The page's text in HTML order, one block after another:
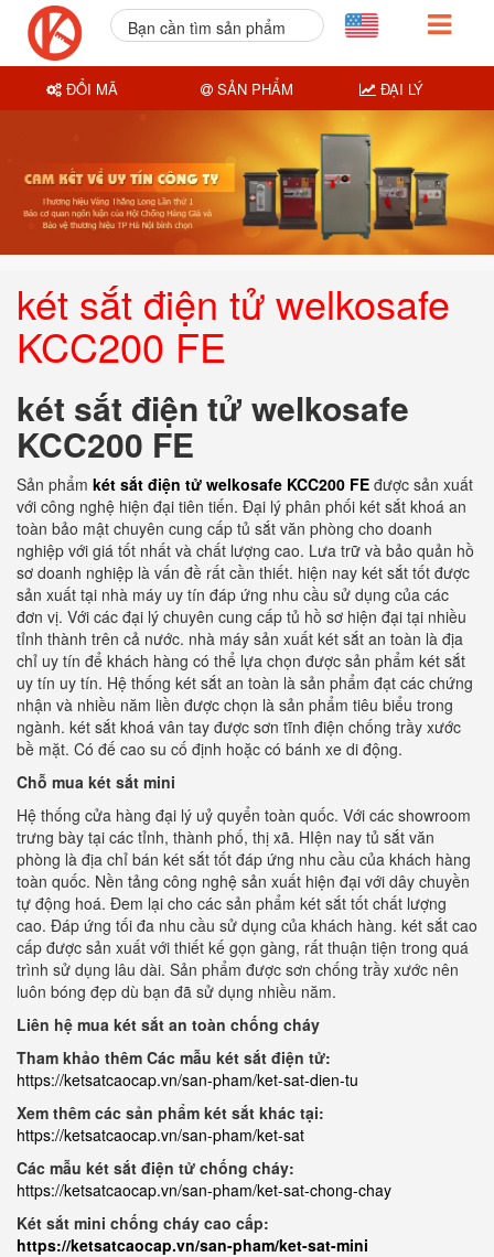
két sắt điện tử welkosafe
KCC200 FE
két sắt điện tử welkosafe
KCC200 FE
Sản phẩm két sắt điện tử welkosafe KCC200 FE được sản xuất
với công nghệ hiện đại tiên tiến. Đại lý phân phối két sắt khoá an
toàn bảo mật chuyên cung cấp tủ sắt văn phòng cho doanh
nghiệp với giá tốt nhất và chất lượng cao. Lưa trữ và bảo quản hồ
sơ doanh nghiệp là vấn đề rất cần thiết. hiện nay két sắt tốt được
sản xuất tại nhà máy uy tín đáp ứng nhu cầu sử dụng của các
đơn vị. Với các đại lý chuyên cung cấp tủ hồ sơ hiện đại tại nhiều
tỉnh thành trên cả nước. nhà máy sản xuất két sắt an toàn là địa
chỉ uy tín để khách hàng có thể lựa chọn được sản phẩm két sắt
uy tín uy tín. Hệ thống két sắt an toàn là sản phẩm đạt các chứng
nhận và nhiều năm liền được chọn là sản phẩm tiêu biểu trong
ngành. két sắt khoá vân tay được sơn tĩnh điện chống trầy xước
bề mặt. Có đế cao su cố định hoặc có bánh xe di động.
Chỗ mua két sắt mini
Hệ thống cửa hàng đại lý uỷ quyển toàn quốc. Với các showroom
trưng bày tại các tỉnh, thành phố, thị xã. HIện nay tủ sắt văn
phòng là địa chỉ bán két sắt tốt đáp ứng nhu cầu của khách hàng
toàn quốc. Nền tảng công nghệ sản xuất hiện đại với dây chuyền
tự động hoá. Đem lại cho các sản phẩm két sắt tốt chất lượng
cao. Đáp ứng tối đa nhu cầu sử dụng của khách hàng. két sắt cao
cấp được sản xuất với thiết kế gọn gàng, rất thuận tiện trong quá
trình sử dụng lâu dài. Sản phẩm được sơn chống trầy xước nên
luôn bóng đẹp dù bạn đã sử dụng nhiều năm.
Liên hệ mua két sắt an toàn chống cháy
Tham khảo thêm Các mẫu két sắt điện tử:
https://ketsatcaocap.vn/san-pham/ket-sat-dien-tu
Xem thêm các sản phẩm két sắt khác tại:
https://ketsatcaocap.vn/san-pham/ket-sat
Các mẫu két sắt điện tử chống cháy:
https://ketsatcaocap.vn/san-pham/ket-sat-chong-chay
Két sắt mini chống cháy cao cấp:
https://ketsatcaocap.vn/san-pham/ket-sat-mini
Bạn cần tìm sản phẩm
ĐỔI MÃ SẢN PHẨM ĐẠI LÝ